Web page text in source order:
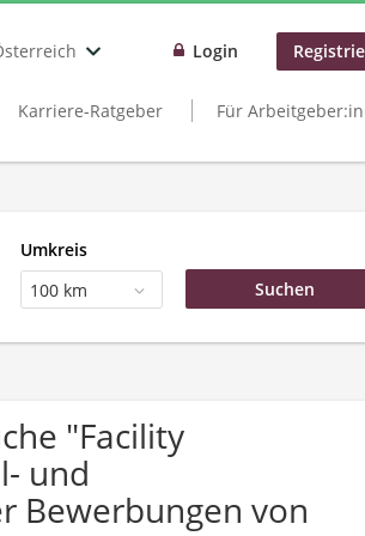
Login
Karriere-Ratgeber Für
Umkreis
100 km
"Facility
und
Bewerbungen von